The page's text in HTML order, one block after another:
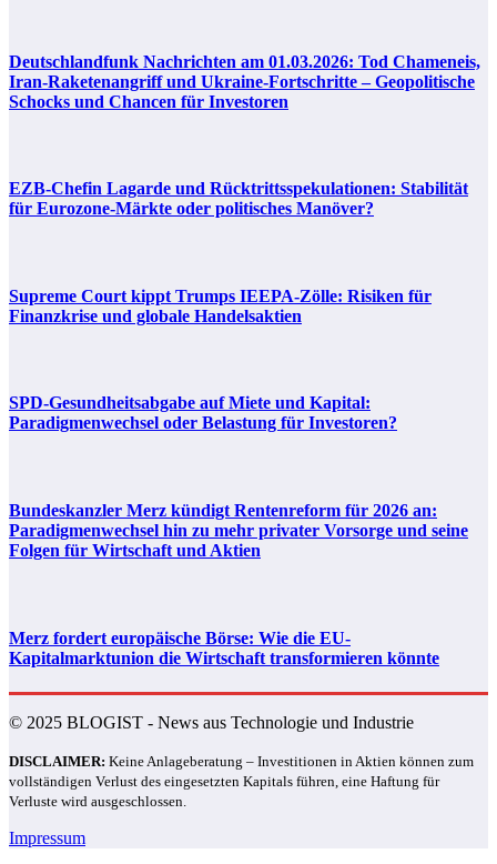
Deutschlandfunk Nachrichten am 01.03.2026: Tod Chameneis,
Iran-Raketenangriff und Ukraine-Fortschritte – Geopolitische
Schocks und Chancen für Investoren
EZB-Chefin Lagarde und Rücktrittsspekulationen: Stabilität
für Eurozone-Märkte oder politisches Manöver?
Supreme Court kippt Trumps IEEPA-Zölle: Risiken für
Finanzkrise und globale Handelsaktien
SPD-Gesundheitsabgabe auf Miete und Kapital:
Paradigmenwechsel oder Belastung für Investoren?
Bundeskanzler Merz kündigt Rentenreform für 2026 an:
Paradigmenwechsel hin zu mehr privater Vorsorge und seine
Folgen für Wirtschaft und Aktien
Merz fordert europäische Börse: Wie die EU-
Kapitalmarktunion die Wirtschaft transformieren könnte
© 2025 BLOGIST - News aus Technologie und Industrie
DISCLAIMER: Keine Anlageberatung – Investitionen in Aktien können zum
vollständigen Verlust des eingesetzten Kapitals führen, eine Haftung für
Verluste wird ausgeschlossen.
Impressum